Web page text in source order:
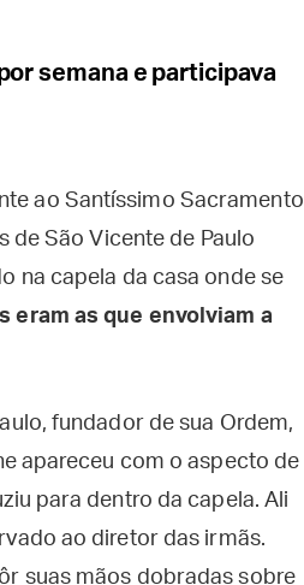
semana e participava
ao Santíssimo Sacramento
de São Vicente de Paulo
na capela da casa onde se
eram as que envolviam a
fundador de sua Ordem,
apareceu com o aspecto de
para dentro da capela. Ali
ao diretor das irmãs.
suas mãos dobradas sobre